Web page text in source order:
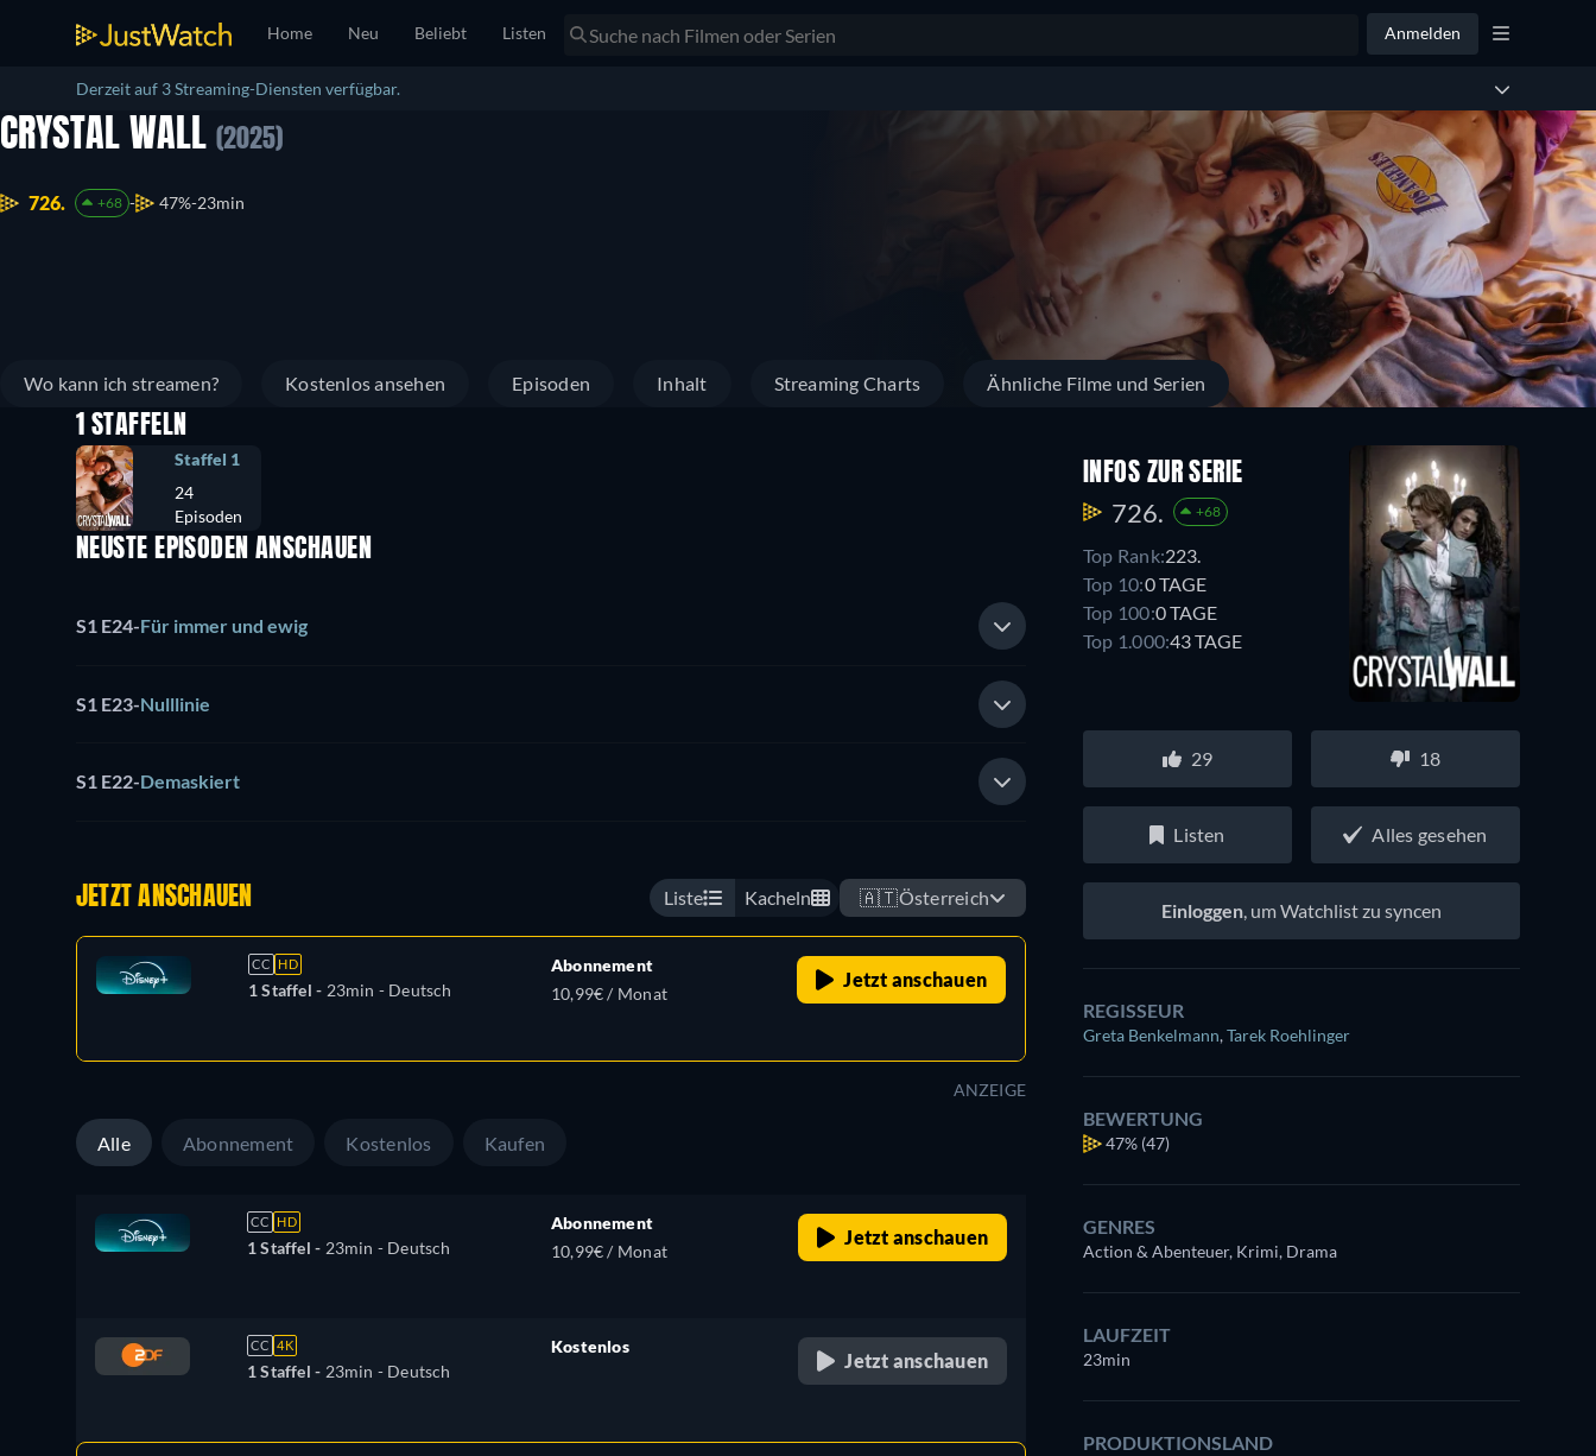
Home Neu Beliebt Listen Anmelden
Derzeit auf 3 Streaming-Diensten verfügbar.
CRYSTAL WALL (2025)
726. +68 47% 23min
Wo kann ich streamen? Kostenlos ansehen Episoden Inhalt Streaming Charts Ähnliche Filme und Serien
1 STAFFELN
Staffel 1
24
Episoden
NEUSTE EPISODEN ANSCHAUEN
S1 E24-Für immer und ewig
S1 E23-Nulllinie
S1 E22-Demaskiert
JETZT ANSCHAUEN Liste Kacheln 🇦🇹Österreich
CC HD
1 Staffel - 23min - Deutsch
Abonnement
10,99€ / Monat
Jetzt anschauen
ANZEIGE
Alle Abonnement Kostenlos Kaufen
CC HD
1 Staffel - 23min - Deutsch
Abonnement
10,99€ / Monat
Jetzt anschauen
CC 4K
1 Staffel - 23min - Deutsch
Kostenlos
Jetzt anschauen
INFOS ZUR SERIE
726. +68
Top Rank:223.
Top 10:0 TAGE
Top 100:0 TAGE
Top 1.000:43 TAGE
29 18
Listen Alles gesehen
Einloggen, um Watchlist zu syncen
REGISSEUR
Greta Benkelmann,Tarek Roehlinger
BEWERTUNG
47% (47)
GENRES
Action & Abenteuer, Krimi, Drama
LAUFZEIT
23min
PRODUKTIONSLAND